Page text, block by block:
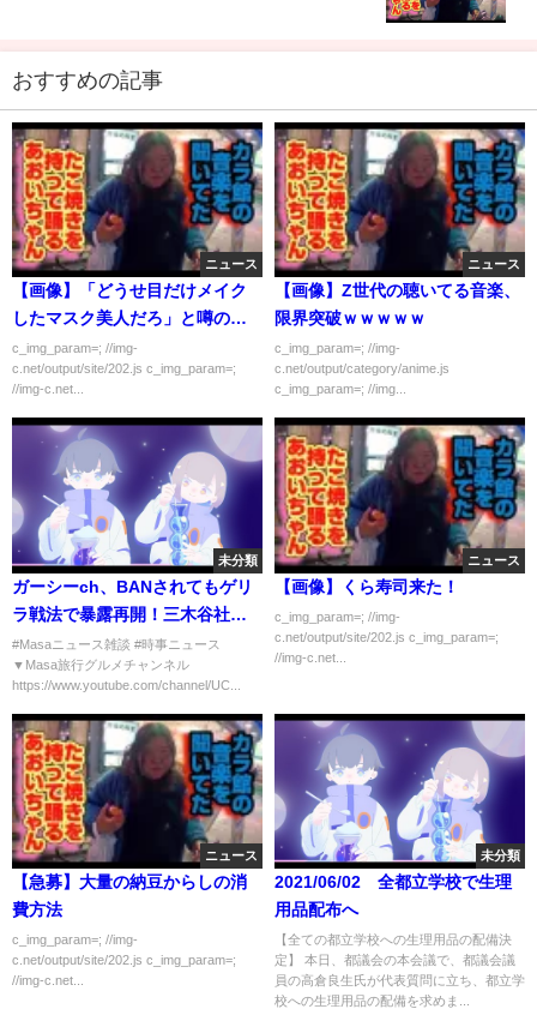
おすすめの記事
ニュース
【画像】「どうせ目だけメイク
したマスク美人だろ」と噂の
JK、解禁。
c_img_param=; //img-
c.net/output/site/202.js c_img_param=;
//img-c.net...
ニュース
【画像】Z世代の聴いてる音楽、
限界突破ｗｗｗｗｗ
c_img_param=; //img-
c.net/output/category/anime.js
c_img_param=; //img...
未分類
ガーシーch、BANされてもゲリ
ラ戦法で暴露再開！三木谷社長
の被害者動画出演か！？【Masa
ニュース雑談】
#Masaニュース雑談 #時事ニュース
▼Masa旅行グルメチャンネル
https://www.youtube.com/channel/UC...
ニュース
【画像】くら寿司来た！
c_img_param=; //img-
c.net/output/site/202.js c_img_param=;
//img-c.net...
ニュース
【急募】大量の納豆からしの消
費方法
c_img_param=; //img-
c.net/output/site/202.js c_img_param=;
//img-c.net...
未分類
2021/06/02 全都立学校で生理
用品配布へ
【全ての都立学校への生理用品の配備決
定】 本日、都議会の本会議で、都議会議
員の高倉良生氏が代表質問に立ち、都立学
校への生理用品の配備を求めま...